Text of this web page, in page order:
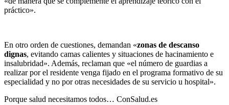
práctico».
En otro orden de cuestiones, demandan «zonas de descanso
dignas, evitando camas calientes y situaciones de hacinamiento e
insalubridad». Además, reclaman que «el número de guardias a
realizar por el residente venga fijado en el programa formativo de su
especialidad y no por otras necesidades de su servicio u hospital».
Porque salud necesitamos todos… ConSalud.es